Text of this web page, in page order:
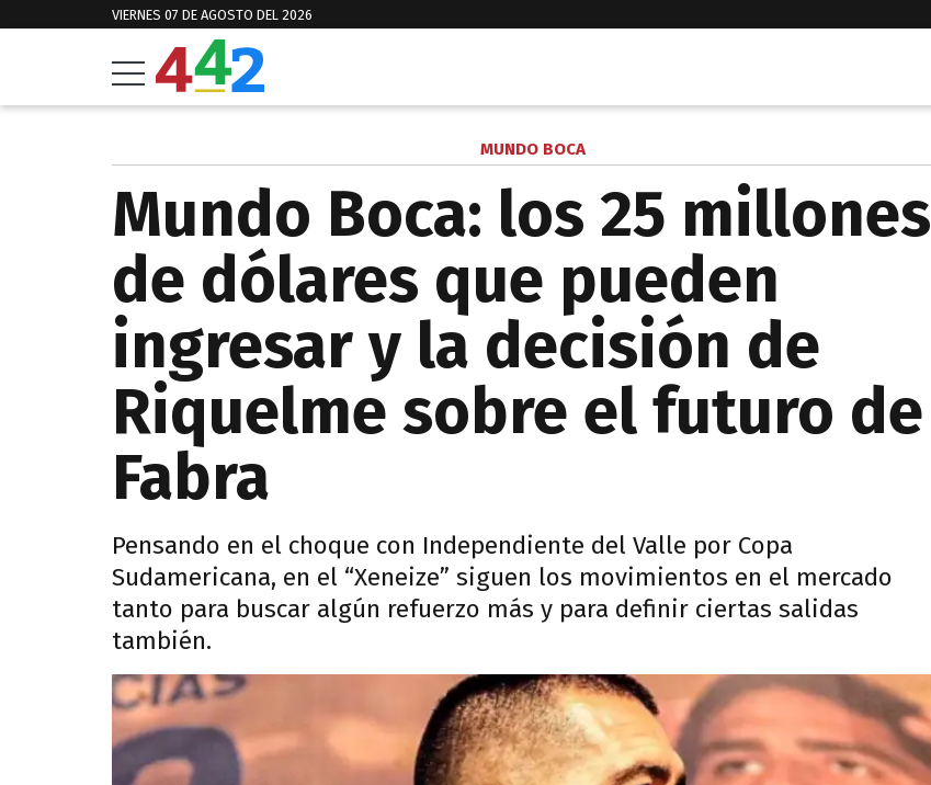
VIERNES 07 DE AGOSTO DEL 2026
MUNDO BOCA
Mundo Boca: los 25 millones
de dólares que pueden
ingresar y la decisión de
Riquelme sobre el futuro de
Fabra
Pensando en el choque con Independiente del Valle por Copa
Sudamericana, en el “Xeneize” siguen los movimientos en el mercado
tanto para buscar algún refuerzo más y para definir ciertas salidas
también.